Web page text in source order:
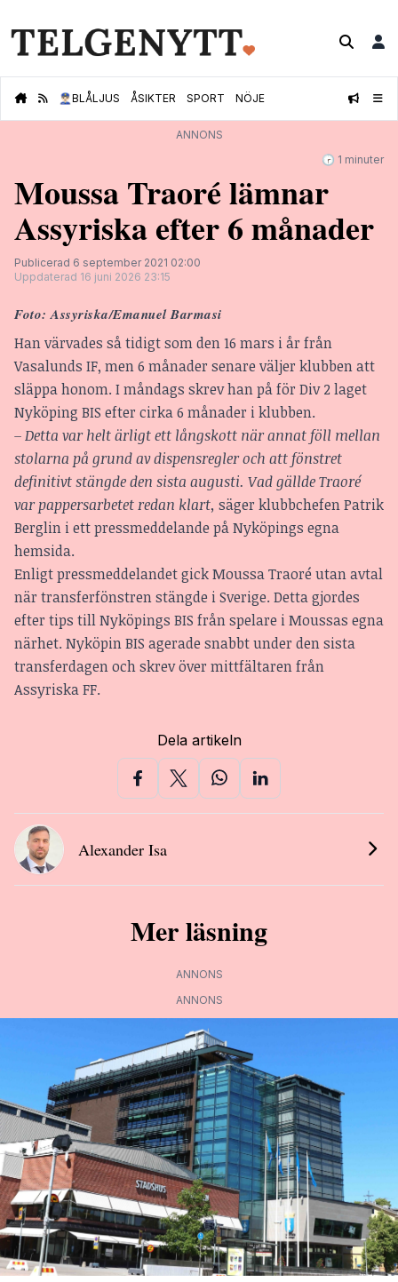
👮🏻‍♂️BLÅLJUS ÅSIKTER SPORT NÖJE
ANNONS
🕝 1 minuter
Moussa Traoré lämnar
Assyriska efter 6 månader
Publicerad 6 september 2021 02:00
Uppdaterad 16 juni 2026 23:15
Foto: Assyriska/Emanuel Barmasi
Han värvades så tidigt som den 16 mars i år från
Vasalunds IF, men 6 månader senare väljer klubben att
släppa honom. I måndags skrev han på för Div 2 laget
Nyköping BIS efter cirka 6 månader i klubben.
– Detta var helt ärligt ett långskott när annat föll mellan
stolarna på grund av dispensregler och att fönstret
definitivt stängde den sista augusti. Vad gällde Traoré
var pappersarbetet redan klart, säger klubbchefen Patrik
Berglin i ett pressmeddelande på Nyköpings egna
hemsida.
Enligt pressmeddelandet gick Moussa Traoré utan avtal
när transferfönstren stängde i Sverige. Detta gjordes
efter tips till Nyköpings BIS från spelare i Moussas egna
närhet. Nyköpin BIS agerade snabbt under den sista
transferdagen och skrev över mittfältaren från
Assyriska FF.
Dela artikeln
Alexander Isa
Mer läsning
ANNONS
ANNONS